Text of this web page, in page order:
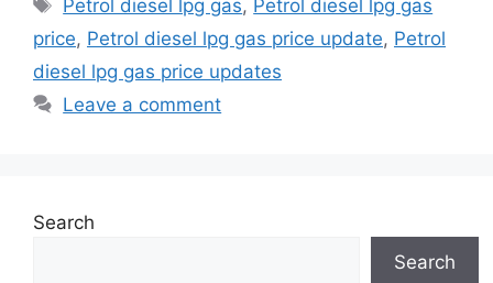
Petrol diesel lpg gas, Petrol diesel lpg gas
price, Petrol diesel lpg gas price update, Petrol
diesel lpg gas price updates
Leave a comment
Search
Search